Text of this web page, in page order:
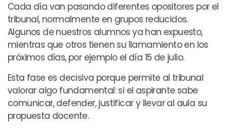
Cada día van pasando diferentes opositores por el
tribunal, normalmente en grupos reducidos.
Algunos de nuestros alumnos ya han expuesto,
mientras que otros tienen su llamamiento en los
próximos días, por ejemplo el día 15 de julio.
Esta fase es decisiva porque permite al tribunal
valorar algo fundamental: si el aspirante sabe
comunicar, defender, justificar y llevar al aula su
propuesta docente.